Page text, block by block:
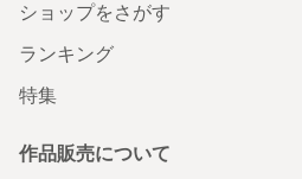
ショップをさがす
ランキング
特集
作品販売について